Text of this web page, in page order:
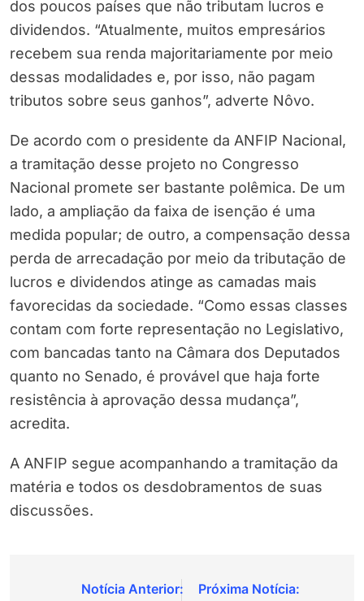
dos poucos países que não tributam lucros e
dividendos. “Atualmente, muitos empresários
recebem sua renda majoritariamente por meio
dessas modalidades e, por isso, não pagam
tributos sobre seus ganhos”, adverte Nôvo.
De acordo com o presidente da ANFIP Nacional,
a tramitação desse projeto no Congresso
Nacional promete ser bastante polêmica. De um
lado, a ampliação da faixa de isenção é uma
medida popular; de outro, a compensação dessa
perda de arrecadação por meio da tributação de
lucros e dividendos atinge as camadas mais
favorecidas da sociedade. “Como essas classes
contam com forte representação no Legislativo,
com bancadas tanto na Câmara dos Deputados
quanto no Senado, é provável que haja forte
resistência à aprovação dessa mudança”,
acredita.
A ANFIP segue acompanhando a tramitação da
matéria e todos os desdobramentos de suas
discussões.
Navegação